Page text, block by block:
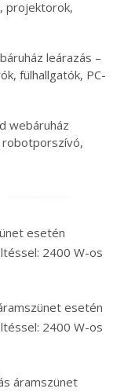
projektorok,
leárazás –
fülhallgatók, PC-
webáruház
robotporszívó,
esetén
2400 W-os
esetén
2400 W-os
áramszünet